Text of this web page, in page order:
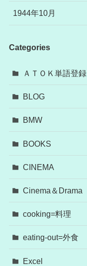
1944年10月
Categories
ＡＴＯＫ単語登録
BLOG
BMW
BOOKS
CINEMA
Cinema＆Drama
cooking=料理
eating-out=外食
Excel